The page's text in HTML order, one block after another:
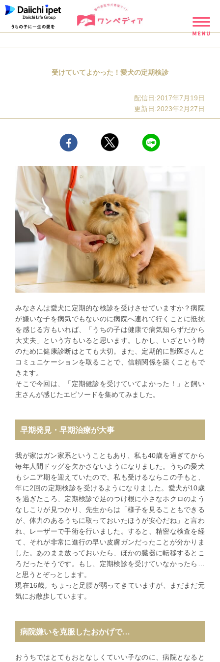
受けていてよかった！愛犬の定期検診
配信日:2017年7月19日
更新日:2023年2月27日
みなさんは愛犬に定期的な検診を受けさせていますか？病院
が嫌いな子を病気でもないのに病院へ連れて行くことに抵抗
を感じる方もいれば、「うちの子は健康で病気知らずだから
大丈夫」という方もいると思います。しかし、いざという時
のために健康診断はとても大切。また、定期的に獣医さんと
コミュニケーションを取ることで、信頼関係を築くこともで
きます。
そこで今回は、「定期健診を受けていてよかった！」と飼い
主さんが感じたエピソードを集めてみました。
早期発見・早期治療が大事
我が家はガン家系ということもあり、私も40歳を過ぎてから
毎年人間ドッグを欠かさないようになりました。うちの愛犬
もシニア期を迎えていたので、私も受けるならこの子もと、
年に2回の定期検診を受けるようになりました。愛犬が10歳
を過ぎたころ、定期検診で足のつけ根に小さなホクロのよう
なしこりが見つかり、先生からは「様子を見ることもできる
が、体力のあるうちに取っておいたほうが安心だね」と言わ
れ、レーザーで手術を行いました。すると、精密な検査を経
て、それが非常に進行の早い皮膚ガンだったことが分かりま
した。あのまま放っておいたら、ほかの臓器に転移するとこ
ろだったそうです。もし、定期検診を受けていなかったら…
と思うとぞっとします。
現在16歳。ちょっと足腰が弱ってきていますが、まだまだ元
気にお散歩しています。
病院嫌いを克服したおかげで…
おうちではとてもおとなしくていい子なのに、病院となると